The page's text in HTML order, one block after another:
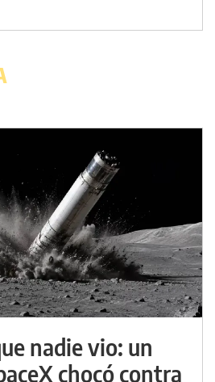
nadie vio: un
chocó contra